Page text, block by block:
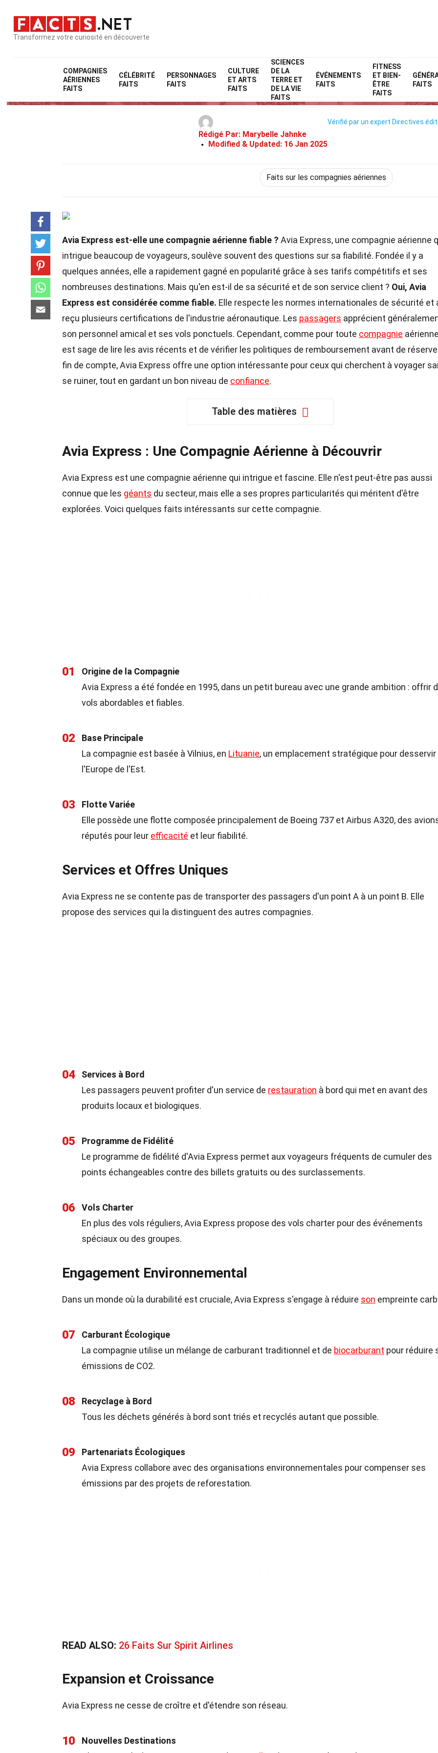
Transformez votre curiosité en découverte
COMPAGNIES
AÉRIENNES
FAITS
CÉLÉBRITÉ
FAITS
PERSONNAGES
FAITS
CULTURE
ET ARTS
FAITS
SCIENCES
DE LA
TERRE ET
DE LA VIE
FAITS
ÉVÉNEMENTS
FAITS
FITNESS
ET BIEN-
ÊTRE
FAITS
FAITS
Home Compagnies aériennes Faits
33 Faits Sur Avia Express
Rédigé Par: Marybelle Jahnke
Modified & Updated: 16 Jan 2025
Vérifié par un expert Directives
Faits sur les compagnies aériennes
Avia Express est-elle une compagnie aérienne fiable ? Avia Express, une compagnie aérienne
intrigue beaucoup de voyageurs, soulève souvent des questions sur sa fiabilité. Fondée il y a
quelques années, elle a rapidement gagné en popularité grâce à ses tarifs compétitifs et ses
nombreuses destinations. Mais qu'en est-il de sa sécurité et de son service client ? Oui, Avia
Express est considérée comme fiable. Elle respecte les normes internationales de sécurité et
reçu plusieurs certifications de l'industrie aéronautique. Les passagers apprécient
son personnel amical et ses vols ponctuels. Cependant, comme pour toute compagnie
est sage de lire les avis récents et de vérifier les politiques de remboursement avant de
fin de compte, Avia Express offre une option intéressante pour ceux qui cherchent à voyager
se ruiner, tout en gardant un bon niveau de confiance.
Table des matières
Avia Express : Une Compagnie Aérienne à Découvrir
Avia Express est une compagnie aérienne qui intrigue et fascine. Elle n'est peut-être pas aussi
connue que les géants du secteur, mais elle a ses propres particularités qui méritent d'être
explorées. Voici quelques faits intéressants sur cette compagnie.
01
Origine de la Compagnie
Avia Express a été fondée en 1995, dans un petit bureau avec une grande ambition : offrir
vols abordables et fiables.
02
Base Principale
La compagnie est basée à Vilnius, en Lituanie, un emplacement stratégique pour desservir
l'Europe de l'Est.
03
Flotte Variée
Elle possède une flotte composée principalement de Boeing 737 et Airbus A320, des
réputés pour leur efficacité et leur fiabilité.
Services et Offres Uniques
Avia Express ne se contente pas de transporter des passagers d'un point A à un point B. Elle
propose des services qui la distinguent des autres compagnies.
04
Services à Bord
Les passagers peuvent profiter d'un service de restauration à bord qui met en avant des
produits locaux et biologiques.
05
Programme de Fidélité
Le programme de fidélité d'Avia Express permet aux voyageurs fréquents de cumuler des
points échangeables contre des billets gratuits ou des surclassements.
06
Vols Charter
En plus des vols réguliers, Avia Express propose des vols charter pour des événements
spéciaux ou des groupes.
Engagement Environnemental
Dans un monde où la durabilité est cruciale, Avia Express s'engage à réduire son empreinte
07
Carburant Écologique
La compagnie utilise un mélange de carburant traditionnel et de biocarburant pour réduire
émissions de CO2.
08
Recyclage à Bord
Tous les déchets générés à bord sont triés et recyclés autant que possible.
09
Partenariats Écologiques
Avia Express collabore avec des organisations environnementales pour compenser ses
émissions par des projets de reforestation.
READ ALSO: 26 Faits Sur Spirit Airlines
Expansion et Croissance
Avia Express ne cesse de croître et d'étendre son réseau.
10
Nouvelles Destinations